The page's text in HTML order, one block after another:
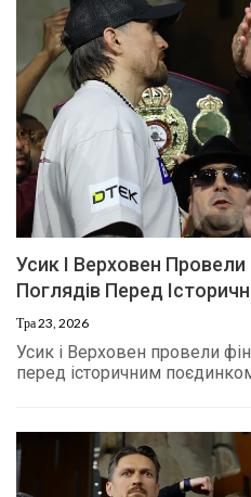
Усик І Верховен
Поглядів Перед
Тра 23, 2026
Усик і Верховен провели
перед історичним